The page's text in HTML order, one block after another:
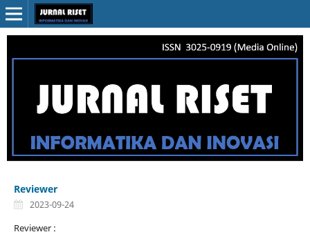
Reviewer
2023-09-24
Reviewer :